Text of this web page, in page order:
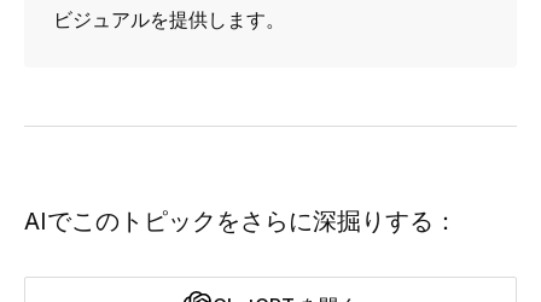
ビジュアルを提供します。
AIでこのトピックをさらに深掘りする：